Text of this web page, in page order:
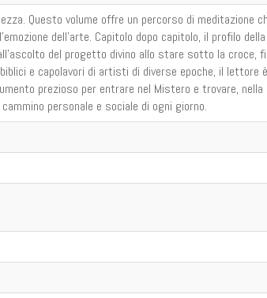
Questo volume offre un percorso di meditazione
dell’arte. Capitolo dopo capitolo, il profilo della
del progetto divino allo stare sotto la croce,
e capolavori di artisti di diverse epoche, il lettore è
prezioso per entrare nel Mistero e trovare, nella
personale e sociale di ogni giorno.